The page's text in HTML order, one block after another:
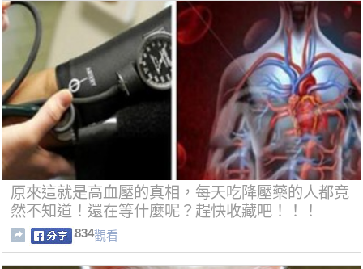
原來這就是高血壓的真相，每天吃降壓藥的人都竟
然不知道！還在等什麼呢？趕快收藏吧！！！
834觀看